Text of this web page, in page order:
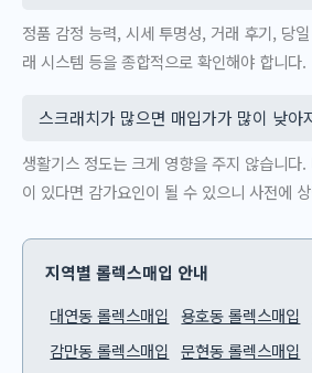
정품 감정 능력, 시세 투명성, 거래 후기, 당
래 시스템 등을 종합적으로 확인해야 합니다.
스크래치가 많으면 매입가가 많이 낮아
생활기스 정도는 크게 영향을 주지 않습니다
이 있다면 감가요인이 될 수 있으니 사전에
지역별 롤렉스매입 안내
대연동 롤렉스매입 용호동 롤렉스매입
감만동 롤렉스매입 문현동 롤렉스매입